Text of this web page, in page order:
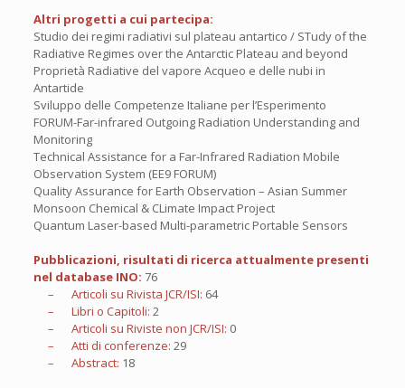
Altri progetti a cui partecipa:
Studio dei regimi radiativi sul plateau antartico / STudy of the
Radiative Regimes over the Antarctic Plateau and beyond
Proprietà Radiative del vapore Acqueo e delle nubi in
Antartide
Sviluppo delle Competenze Italiane per l’Esperimento
FORUM-Far-infrared Outgoing Radiation Understanding and
Monitoring
Technical Assistance for a Far-Infrared Radiation Mobile
Observation System (EE9 FORUM)
Quality Assurance for Earth Observation – Asian Summer
Monsoon Chemical & CLimate Impact Project
Quantum Laser-based Multi-parametric Portable Sensors
Pubblicazioni, risultati di ricerca attualmente presenti
nel database INO: 76
– Articoli su Rivista JCR/ISI: 64
– Libri o Capitoli: 2
– Articoli su Riviste non JCR/ISI: 0
– Atti di conferenze: 29
– Abstract: 18